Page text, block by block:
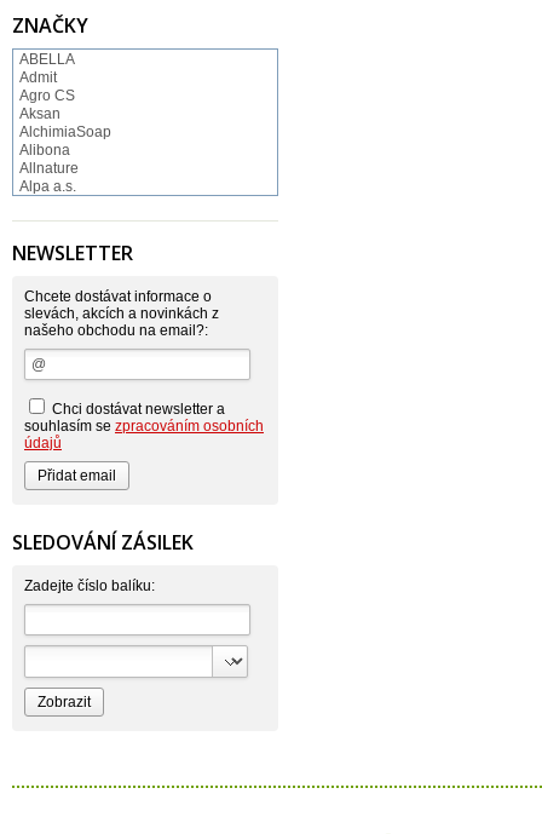
ZNAČKY
ABELLA
Admit
Agro CS
Aksan
AlchimiaSoap
Alibona
Allnature
Alpa a.s.
Alufix
Astonish
Atlantic
AutoMax Group
Axcentive
BaL
Bateria
Beauty Lille
Beiersdorf - Nivea
Bella
Benkor
BERGEN S. R. L.
Bettina Barty
Bio-repel
Bioclean
Biolit
BIOM s.r.o.
Bioprospect
Bispol
Blue Stratos
BlueSun
Bolton
NEWSLETTER
Chcete dostávat informace o
slevách, akcích a novinkách z
našeho obchodu na email?:
Chci dostávat newsletter a
souhlasím se zpracováním osobních
údajů
SLEDOVÁNÍ ZÁSILEK
Zadejte číslo balíku: